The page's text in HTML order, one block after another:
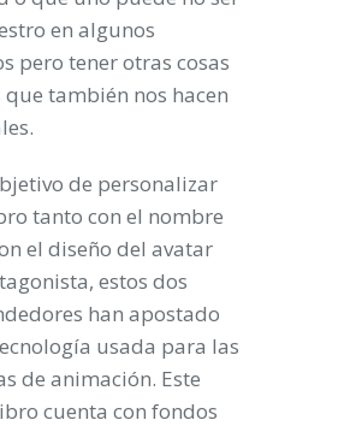
en algunos
pero tener otras cosas
que también nos hacen
de personalizar
tanto con el nombre
el diseño del avatar
estos dos
han apostado
usada para las
de animación. Este
cuenta con fondos